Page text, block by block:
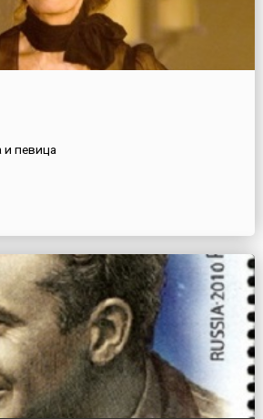
и певица